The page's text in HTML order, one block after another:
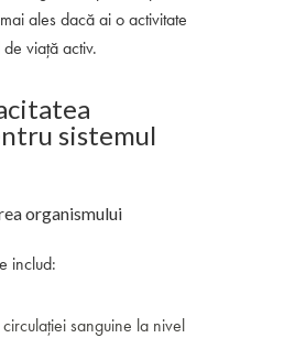
ales dacă ai o activitate
viață activ.
sistemul
includ:
sanguine la nivel